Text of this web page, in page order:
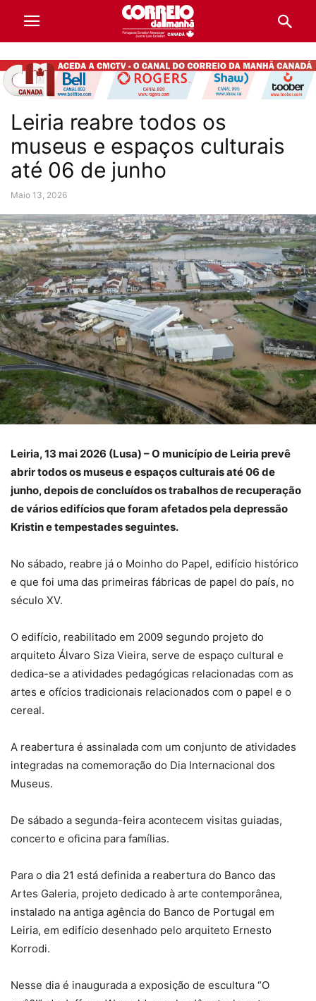
Leiria reabre todos os
museus e espaços culturais
até 06 de junho
Maio 13, 2026
Leiria, 13 mai 2026 (Lusa) – O município de Leiria prevê
abrir todos os museus e espaços culturais até 06 de
junho, depois de concluídos os trabalhos de recuperação
de vários edifícios que foram afetados pela depressão
Kristin e tempestades seguintes.
No sábado, reabre já o Moinho do Papel, edifício histórico
e que foi uma das primeiras fábricas de papel do país, no
século XV.
O edifício, reabilitado em 2009 segundo projeto do
arquiteto Álvaro Siza Vieira, serve de espaço cultural e
dedica-se a atividades pedagógicas relacionadas com as
artes e ofícios tradicionais relacionados com o papel e o
cereal.
A reabertura é assinalada com um conjunto de atividades
integradas na comemoração do Dia Internacional dos
Museus.
De sábado a segunda-feira acontecem visitas guiadas,
concerto e oficina para famílias.
Para o dia 21 está definida a reabertura do Banco das
Artes Galeria, projeto dedicado à arte contemporânea,
instalado na antiga agência do Banco de Portugal em
Leiria, em edifício desenhado pelo arquiteto Ernesto
Korrodi.
Nesse dia é inaugurada a exposição de escultura “O